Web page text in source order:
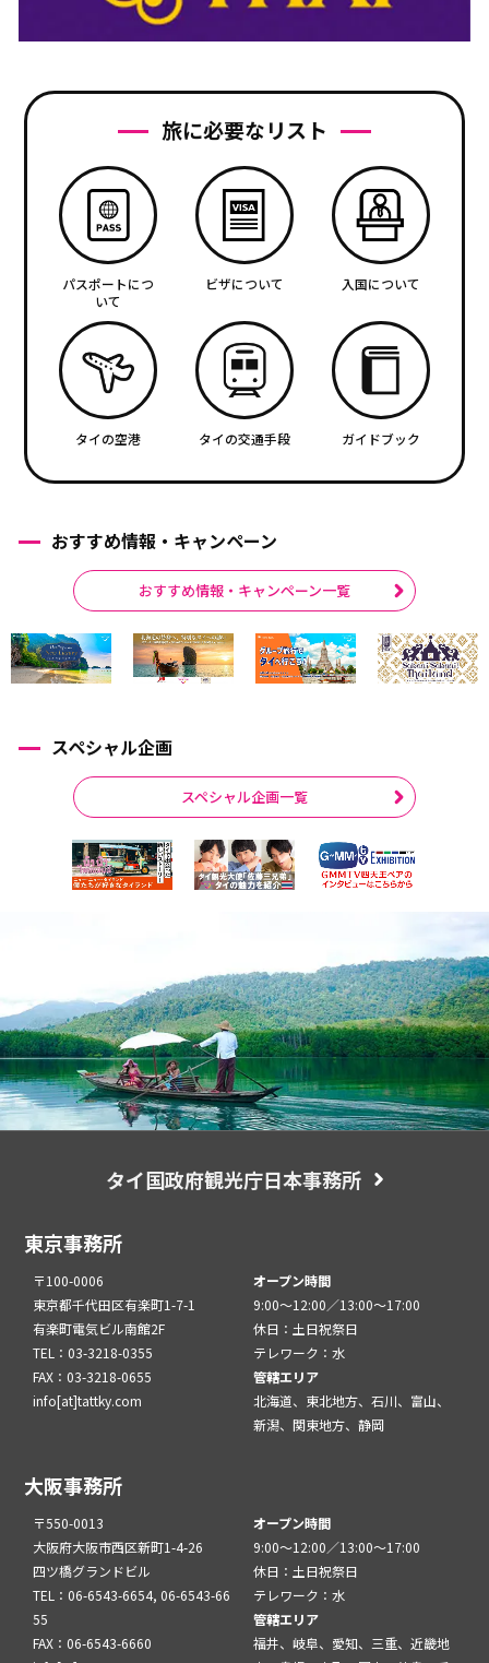
旅に必要なリスト
パスポートにつ
いて
ビザについて 入国について
タイの空港 タイの交通手段 ガイドブック
おすすめ情報・キャンペーン
おすすめ情報・キャンペーン一覧
スペシャル企画
スペシャル企画一覧
タイ国政府観光庁日本事務所
東京事務所
〒100-0006
東京都千代田区有楽町1-7-1
有楽町電気ビル南館2F
TEL：03-3218-0355
FAX：03-3218-0655
info[at]tattky.com
オープン時間
9:00～12:00／13:00～17:00
休日：土日祝祭日
テレワーク：水
管轄エリア
北海道、東北地方、石川、富山、
新潟、関東地方、静岡
大阪事務所
〒550-0013
大阪府大阪市西区新町1-4-26
四ツ橋グランドビル
TEL：06-6543-6654, 06-6543-66
55
FAX：06-6543-6660
オープン時間
9:00～12:00／13:00～17:00
休日：土日祝祭日
テレワーク：水
管轄エリア
福井、岐阜、愛知、三重、近畿地